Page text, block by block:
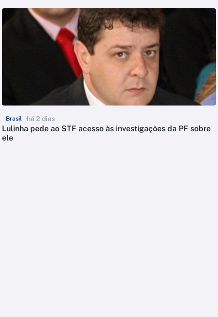
Brasil há 2 dias
Lulinha pede ao STF acesso às investigações da PF sobre
ele